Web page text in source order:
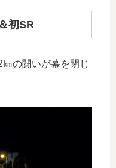
初SR
の闘いが幕を閉じ